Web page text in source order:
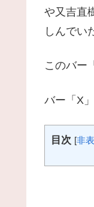
や又吉直
しんでい
このバー
バー「X
目次 [非